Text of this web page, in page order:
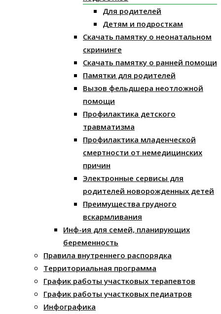
Для родителей
Детям и подросткам
Скачать памятку о неонатальном
скрининге
Скачать памятку о ранней помощи
Памятки для родителей
Вызов фельдшера неотложной
помощи
Профилактика детского
травматизма
Профилактика младенческой
смертности от немедицинских
причин
Электронные сервисы для
родителей новорожденных детей
Преимущества грудного
вскармливания
Инф-ия для семей, планирующих
беременность
Правила внутреннего распорядка
Территориальная программа
График работы участковых терапевтов
График работы участковых педиатров
Инфографика